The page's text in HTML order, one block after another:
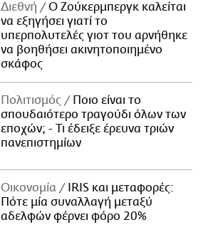
Διεθνή
Ο Ζούκερμπεργκ καλείται
να εξηγήσει γιατί το
υπερπολυτελές γιοτ του αρνήθηκε
να βοηθήσει ακινητοποιημένο
σκάφος
Πολιτισμός
Ποιο είναι το
σπουδαιότερο τραγούδι όλων των
εποχών; - Τι έδειξε έρευνα τριών
πανεπιστημίων
Οικονομία
IRIS και μεταφορές:
Πότε μία συναλλαγή μεταξύ
αδελφών φέρνει φόρο 20%